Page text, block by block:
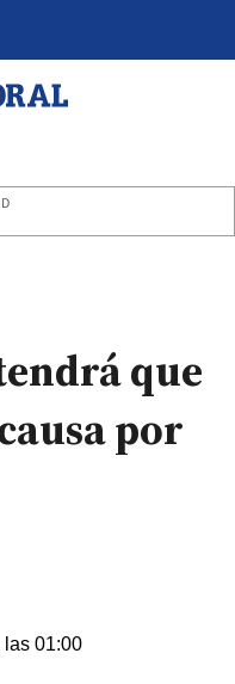
que
por
las 01:00